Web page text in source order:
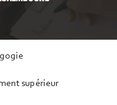
supérieur